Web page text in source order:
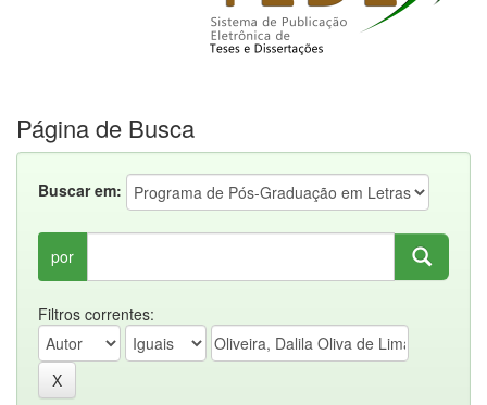
Página de Busca
Buscar em:
por
Filtros correntes: